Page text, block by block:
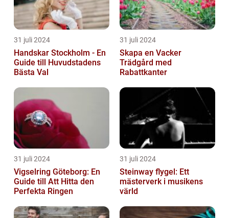
31 juli 2024
Handskar Stockholm - En
Guide till Huvudstadens
Bästa Val
31 juli 2024
Skapa en Vacker
Trädgård med
Rabattkanter
31 juli 2024
Vigselring Göteborg: En
Guide till Att Hitta den
Perfekta Ringen
31 juli 2024
Steinway flygel: Ett
mästerverk i musikens
värld